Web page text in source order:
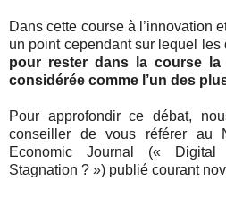
Dans cette course à l’innovation
un point cependant sur lequel les
pour rester dans la course
considérée comme l’un des
Pour approfondir ce débat,
conseiller de vous référer au
Economic Journal (« Digital
Stagnation ? ») publié courant